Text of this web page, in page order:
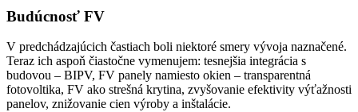
Budúcnosť FV
V predchádzajúcich častiach boli niektoré smery vývoja naznačené.
Teraz ich aspoň čiastočne vymenujem: tesnejšia integrácia s
budovou – BIPV, FV panely namiesto okien – transparentná
fotovoltika, FV ako strešná krytina, zvyšovanie efektivity výťažnosti
panelov, znižovanie cien výroby a inštalácie.